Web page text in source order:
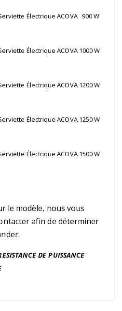
Électrique ACOVA 900 W
Électrique ACOVA 1000 W
Électrique ACOVA 1200 W
Électrique ACOVA 1250 W
Électrique ACOVA 1500 W
le modèle, nous vous
afin de déterminer
DE PUISSANCE